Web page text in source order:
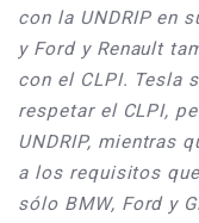
con la UNDRIP en
y Ford y Renault
con el CLPI. Tesla
respetar el CLPI,
UNDRIP, mientras
a los requisitos
sólo BMW, Ford y